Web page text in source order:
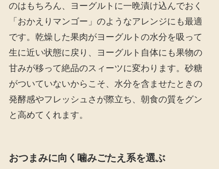
のはもちろん、ヨーグルトに一晩漬け込んでおく
「おかえりマンゴー」のようなアレンジにも最適
です。乾燥した果肉がヨーグルトの水分を吸って
生に近い状態に戻り、ヨーグルト自体にも果物の
甘みが移って絶品のスィーツに変わります。砂糖
がついていないからこそ、水分を含ませたときの
発酵感やフレッシュさが際立ち、朝食の質をグン
と高めてくれます。
おつまみに向く噛みごたえ系を選ぶ